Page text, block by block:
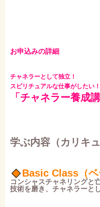
お申込みの詳細
チャネラーとして独立！
スピリチュアルな仕事がしたい！
「チャネラー養成講
学ぶ内容（カリキュ
Basic Class（ベ
コンシャスチャネリングと
技術を磨き、チャネラーと